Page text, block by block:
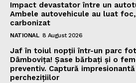
Impact devastator între un
Ambele autovehicule au luat
carbonizat
NATIONAL 8 August 2026
Jaf în toiul nopții într-un parc
Dâmbovița! Șase bărbați și o
preventiv. Captură
perchezițiilor